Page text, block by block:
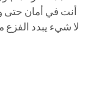
أنت في أمان حتى
لا شيء يبدد